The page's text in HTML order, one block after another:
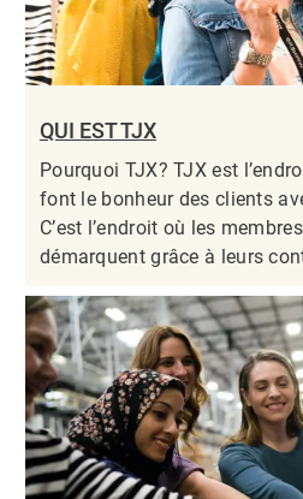
QUI EST TJX
Pourquoi TJX? TJX est
font le bonheur des clients
C’est l’endroit où les
démarquent grâce à leurs